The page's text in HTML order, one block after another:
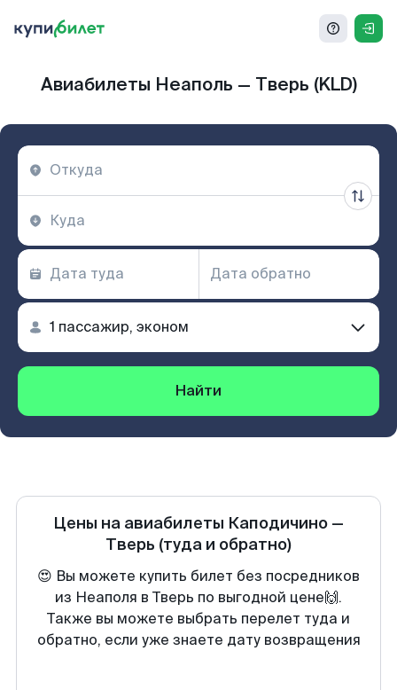
Авиабилеты Неаполь — Тверь (KLD)
Найти
Цены на авиабилеты Каподичино —
Тверь (туда и обратно)
😍 Вы можете купить билет без посредников
из Неаполя в Тверь по выгодной цене🙌.
Также вы можете выбрать перелет туда и
обратно, если уже знаете дату возвращения